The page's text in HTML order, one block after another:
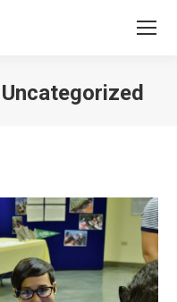
Uncategorized